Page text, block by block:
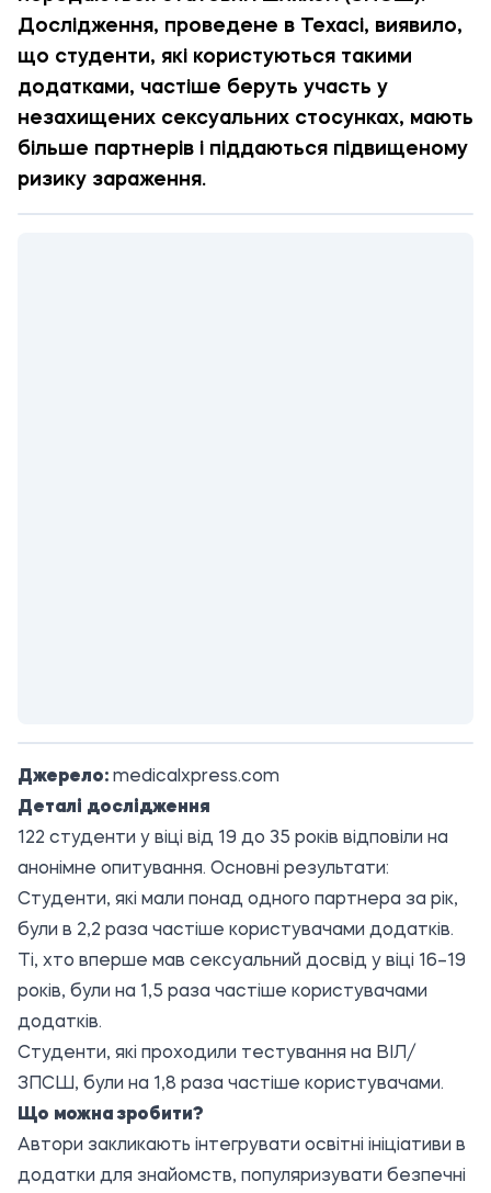
Дослідження, проведене в Техасі, виявило,
що студенти, які користуються такими
додатками, частіше беруть участь у
незахищених сексуальних стосунках, мають
більше партнерів і піддаються підвищеному
ризику зараження.
Джерело: medicalxpress.com
Деталі дослідження
122 студенти у віці від 19 до 35 років відповіли на
анонімне опитування. Основні результати:
Студенти, які мали понад одного партнера за рік,
були в 2,2 раза частіше користувачами додатків.
Ті, хто вперше мав сексуальний досвід у віці 16–19
років, були на 1,5 раза частіше користувачами
додатків.
Студенти, які проходили тестування на ВІЛ/
ЗПСШ, були на 1,8 раза частіше користувачами.
Що можна зробити?
Автори закликають інтегрувати освітні ініціативи в
додатки для знайомств, популяризувати безпечні